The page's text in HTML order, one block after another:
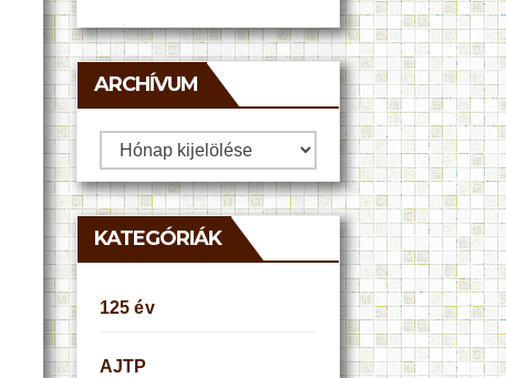
ARCHÍVUM
Archívum
KATEGÓRIÁK
125 év
AJTP